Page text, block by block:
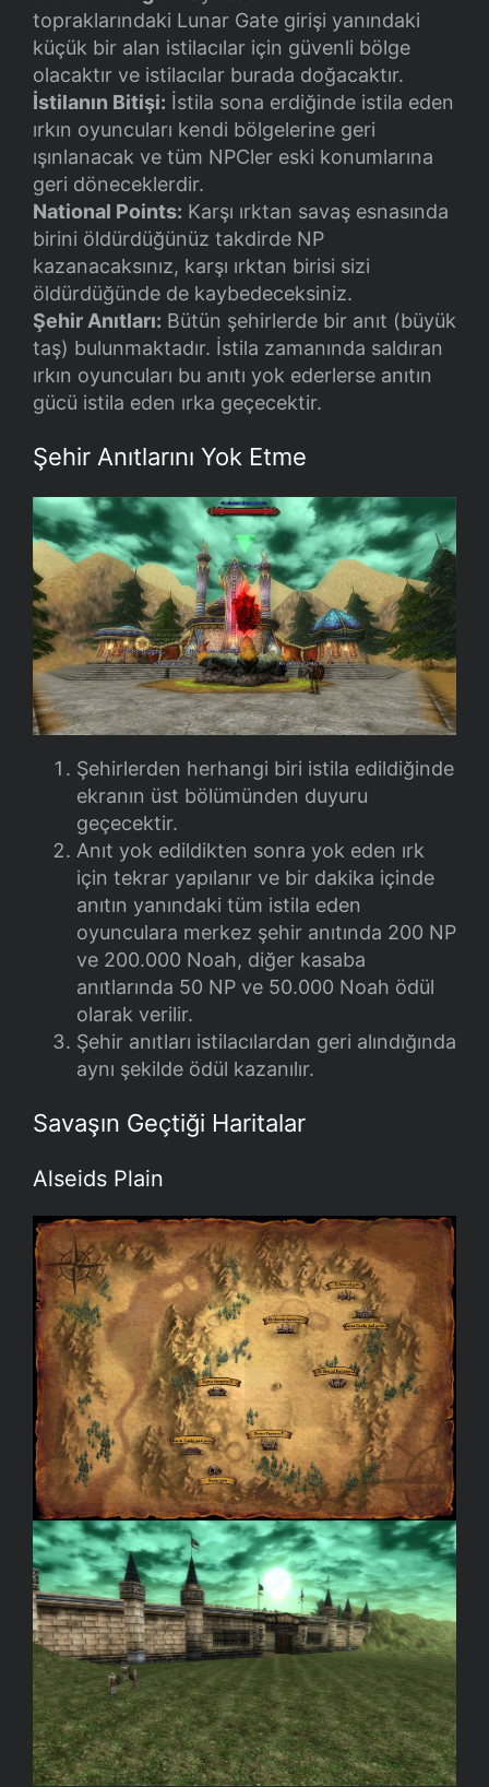
topraklarındaki Lunar Gate girişi yanındaki
küçük bir alan istilacılar için güvenli bölge
olacaktır ve istilacılar burada doğacaktır.
İstilanın Bitişi: İstila sona erdiğinde istila eden
ırkın oyuncuları kendi bölgelerine geri
ışınlanacak ve tüm NPCler eski konumlarına
geri döneceklerdir.
National Points: Karşı ırktan savaş esnasında
birini öldürdüğünüz takdirde NP
kazanacaksınız, karşı ırktan birisi sizi
öldürdüğünde de kaybedeceksiniz.
Şehir Anıtları: Bütün şehirlerde bir anıt (büyük
taş) bulunmaktadır. İstila zamanında saldıran
ırkın oyuncuları bu anıtı yok ederlerse anıtın
gücü istila eden ırka geçecektir.
Şehir Anıtlarını Yok Etme
Şehirlerden herhangi biri istila edildiğinde
ekranın üst bölümünden duyuru
geçecektir.
Anıt yok edildikten sonra yok eden ırk
için tekrar yapılanır ve bir dakika içinde
anıtın yanındaki tüm istila eden
oyunculara merkez şehir anıtında 200 NP
ve 200.000 Noah, diğer kasaba
anıtlarında 50 NP ve 50.000 Noah ödül
olarak verilir.
Şehir anıtları istilacılardan geri alındığında
aynı şekilde ödül kazanılır.
Savaşın Geçtiği Haritalar
Alseids Plain